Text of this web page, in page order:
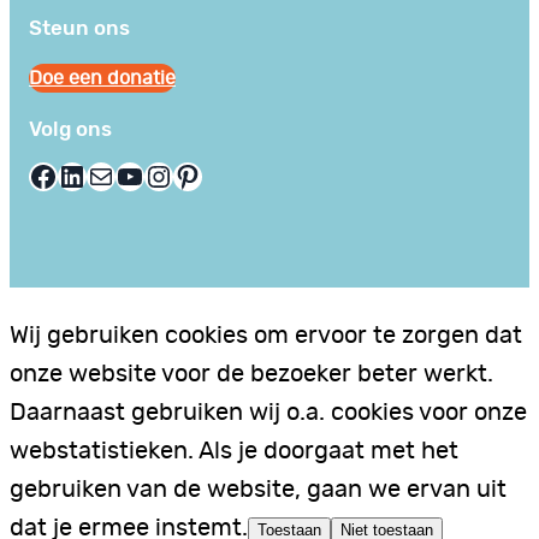
Steun ons
Doe een donatie
Volg ons
Facebook LinkedIn E-mail YouTube InstagramPinterest
Wij gebruiken cookies om ervoor te zorgen dat
onze website voor de bezoeker beter werkt.
Daarnaast gebruiken wij o.a. cookies voor onze
webstatistieken. Als je doorgaat met het
gebruiken van de website, gaan we ervan uit
dat je ermee instemt. Toestaan Niet toestaan